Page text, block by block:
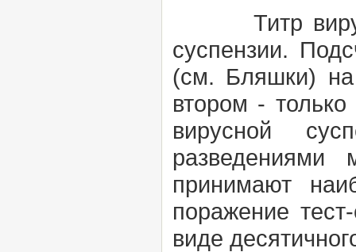
Титр
суспензии.
(см. Бляшки)
втором -
вирусной
принимают
поражение
виде